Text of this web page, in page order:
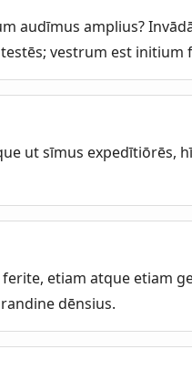
audīmus amplius?
vestrum est
ut sīmus expedītiōrēs,
etiam atque etiam
dēnsius.